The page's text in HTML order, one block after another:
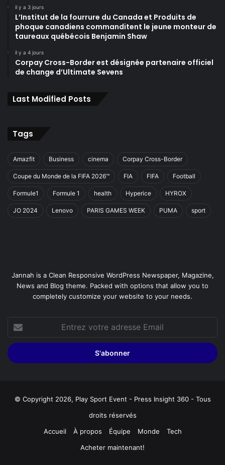
il y a 3 jours
L’Institut de la fourrure du Canada et Produits de
phoque canadiens commanditent le jeune monteur de
taureaux québécois Benjamin Shaw
il y a 4 jours
Corpay Cross-Border est désignée partenaire officiel
de change d’Ultimate Sevens
Last Modified Posts
Tags
Amazfit Business cinema Corpay Cross-Border
Coupe du Monde de la FIFA 2026™ FIA FIFA Football
Formule1 Formule 1 health Hyperice HYROX
JO 2024 Lenovo PARIS GAMES WEEK PUMA sport
Jannah is a Clean Responsive WordPress Newspaper, Magazine,
News and Blog theme. Packed with options that allow you to
completely customize your website to your needs.
votre
adresse
Email
© Copyright 2026, Play Sport Event - Press Insight 360 - Tous
droits réservés
Accueil
À propos Équipe Monde
Tech
Acheter maintenant!